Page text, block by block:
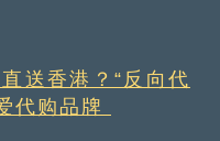
送香港？“反向代
代购品牌